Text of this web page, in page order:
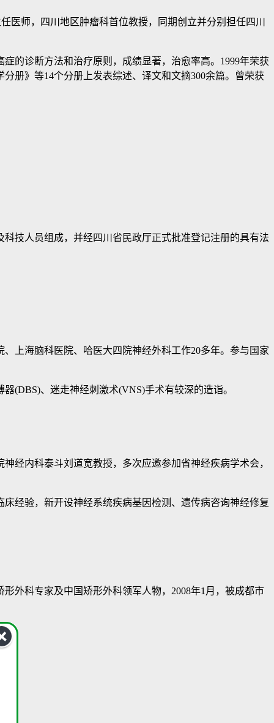
师，四川地区肿瘤科首位教授，同期创立并分别担任四川
诊断方法和治疗原则，成绩显著，治愈率高。1999年荣获
册》等14个分册上发表综述、译文和文摘300余篇。曾荣获
技人员组成，并经四川省民政厅正式批准登记注册的具有法
海脑科医院、哈医大四院神经外科工作20多年。参与国家
、迷走神经刺激术(VNS)手术有较深的造诣。
内科泰斗刘道宽教授，多次应邀参加省神经疾病学术会，
经验，新开设神经系统疾病基因检测、遗传病咨询神经修复
科专家及中国矫形外科领军人物，2008年1月，被成都市